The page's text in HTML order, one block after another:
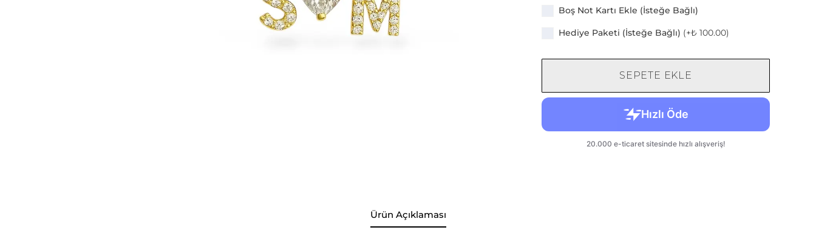
Boş Not Kartı Ekle (İsteğe Bağlı)
Hediye Paketi (İsteğe Bağlı) (+₺ 100.00)
SEPETE EKLE
Ürün Açıklaması